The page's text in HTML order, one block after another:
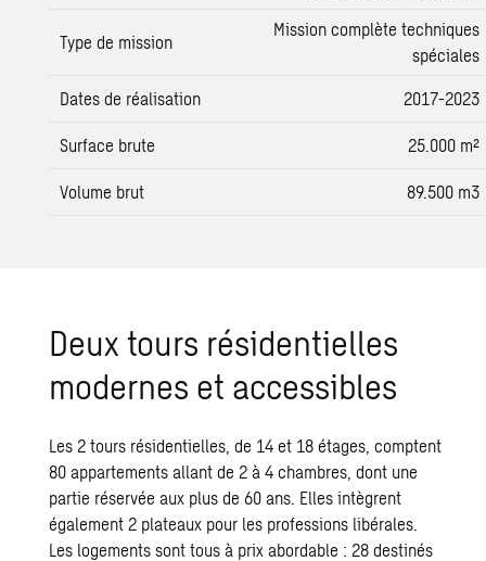
Type de mission
Mission complète techniques
spéciales
Dates de réalisation 2017-2023
Surface brute 25.000 m²
Volume brut 89.500 m3
Deux tours résidentielles
modernes et accessibles
Les 2 tours résidentielles, de 14 et 18 étages, comptent
80 appartements allant de 2 à 4 chambres, dont une
partie réservée aux plus de 60 ans. Elles intègrent
également 2 plateaux pour les professions libérales.
Les logements sont tous à prix abordable : 28 destinés